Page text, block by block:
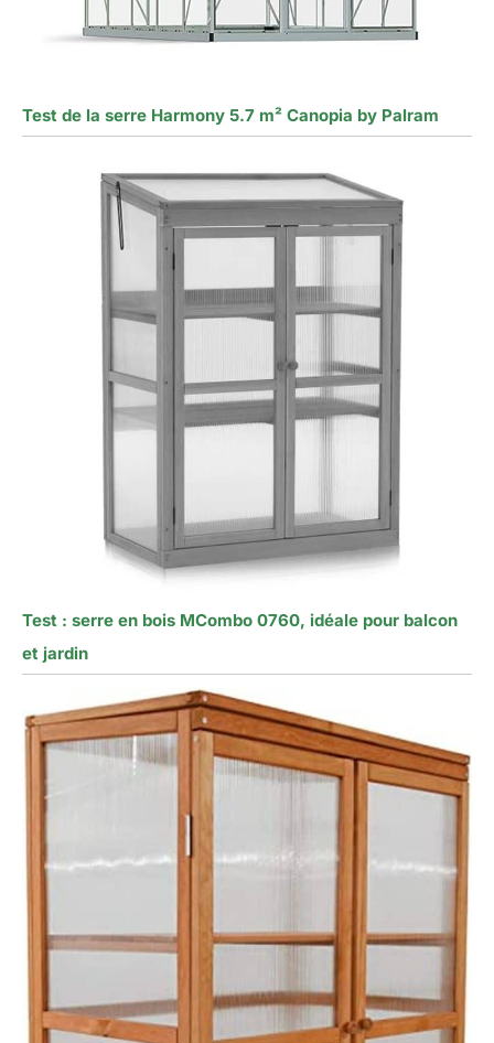
Test de la serre Harmony 5.7 m² Canopia by Palram
Test : serre en bois MCombo 0760, idéale pour balcon
et jardin